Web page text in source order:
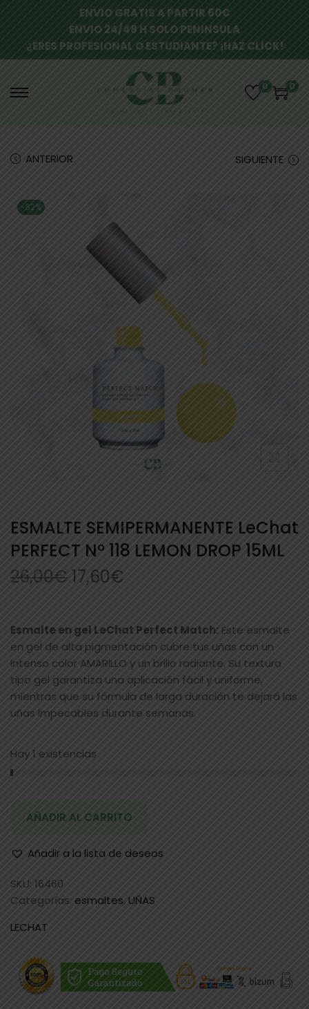
ENVIO GRATIS A PARTIR 60€
ENVIO 24/48 H SOLO PENINSULA
¿ERES PROFESIONAL O ESTUDIANTE? ¡HAZ CLICK!
0 0
ANTERIOR SIGUIENTE
-32%
ESMALTE SEMIPERMANENTE LeChat
PERFECT Nº 118 LEMON DROP 15ML
26,00€ 17,60€
Esmalte en gel LeChat Perfect Match: Este esmalte
en gel de alta pigmentación cubre tus uñas con un
intenso color AMARILLO y un brillo radiante. Su textura
tipo gel garantiza una aplicación fácil y uniforme,
mientras que su fórmula de larga duración te dejará las
uñas impecables durante semanas.
Hay 1 existencias
AÑADIR AL CARRITO
Añadir a la lista de deseos
SKU: 16460
Categorías: esmaltes, UÑAS
LECHAT